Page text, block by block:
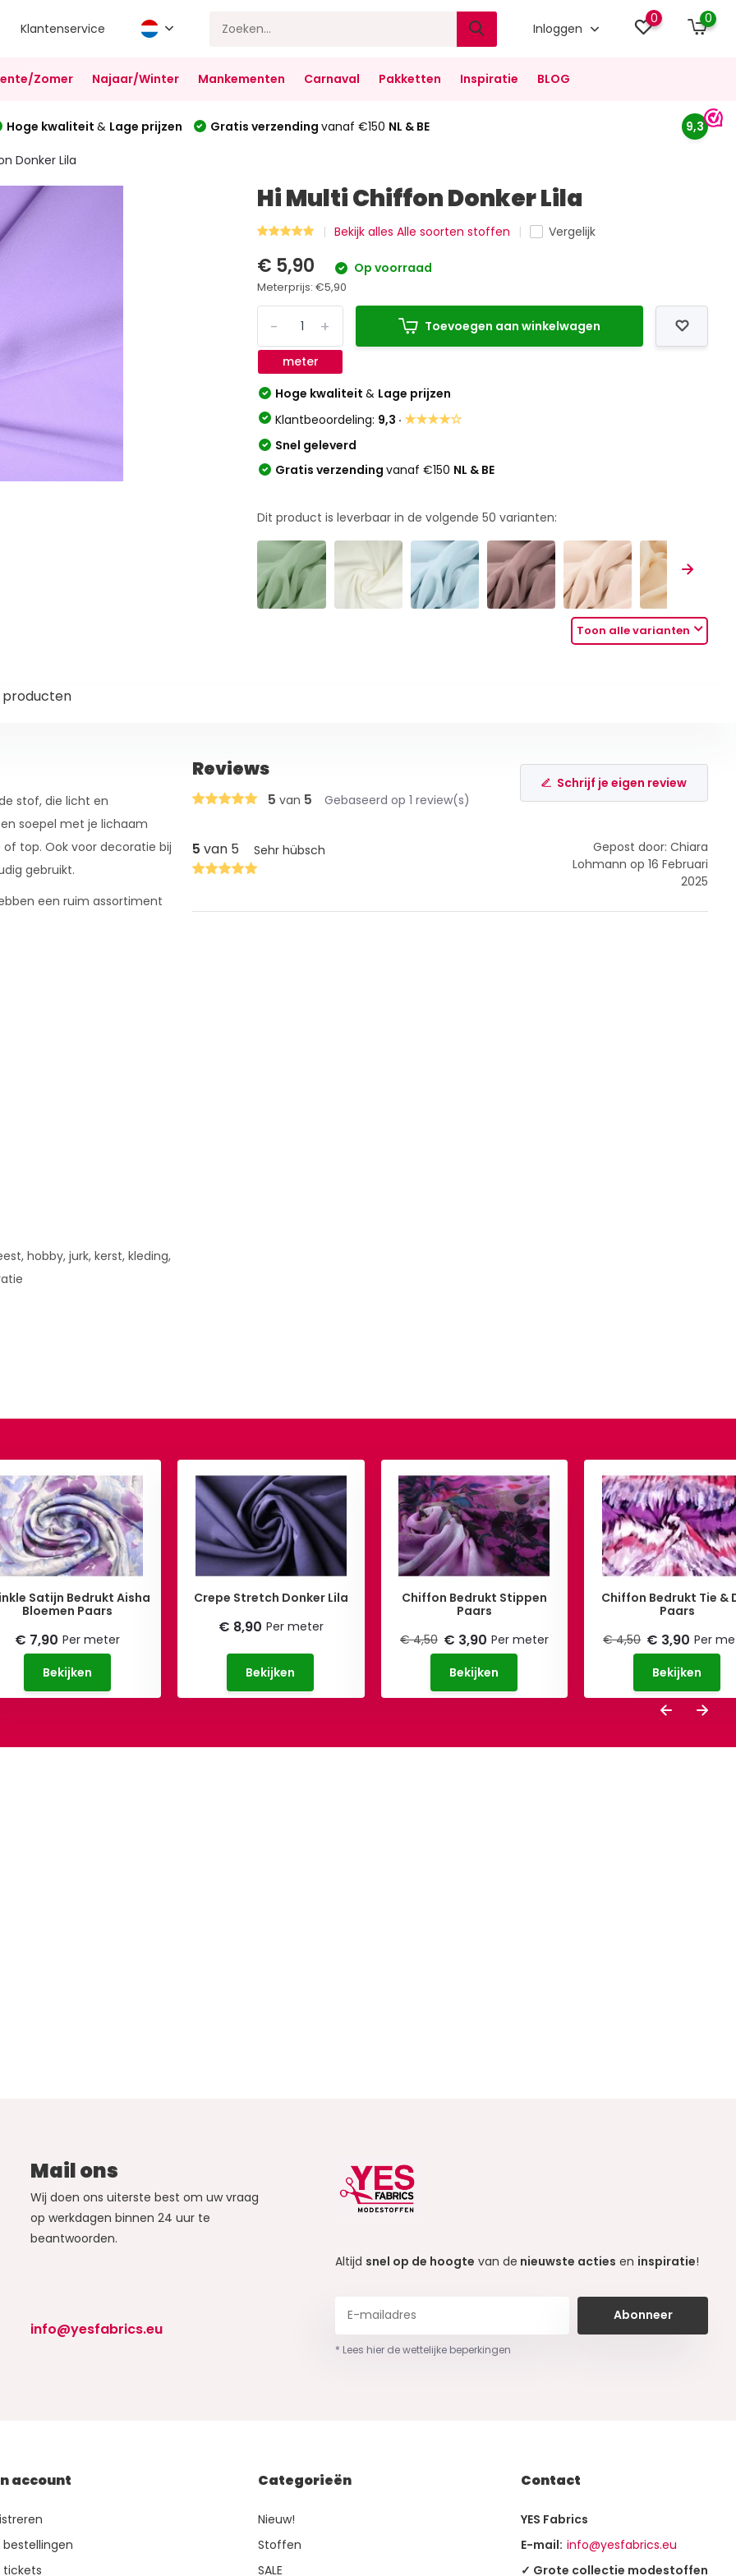
Klantenservice Inloggen
0 0
Zomer Najaar/Winter Mankementen Carnaval Pakketten Inspiratie BLOG
Hoge kwaliteit & Lage prijzen Gratis verzending vanaf €150 NL & BE 9,3
Donker Lila
Hi Multi Chiffon Donker Lila
Bekijk alles Alle soorten stoffen Vergelijk
€ 5,90 Op voorraad
Meterprijs:€5,90
+
-
meter
Toevoegen aan winkelwagen
Hoge kwaliteit& Lage prijzen
Klantbeoordeling: 9,3 ·★★★★☆
Snel geleverd
Gratis verzendingvanaf €150 NL & BE
Dit product is leverbaar in de volgende50 varianten:
Toon alle varianten
stof, die licht en
soepel met je lichaam
top. Ook voor decoratie bij
gebruikt.
een ruim assortiment
hobby, jurk, kerst, kleding,
Reviews
5 van 5 Gebaseerd op 1 review(s)
Schrijf je eigen review
5 van 5 Sehr hübsch
Gepost door: Chiara
Lohmann op 16 Februari
2025
Satijn Bedrukt Aisha
Bloemen Paars
€ 7,90 Per meter
Bekijken
Crepe Stretch Donker Lila
€ 8,90 Per meter
Bekijken
Chiffon Bedrukt Stippen
Paars
€ 4,50 € 3,90 Per meter
Bekijken
Chiffon Bedrukt Tie &
Paars
€ 4,50 € 3,90 Per
Bekijken
Mail ons
Wij doen ons uiterste best om uw vraag
op werkdagen binnen 24 uur te
beantwoorden.
info@yesfabrics.eu
Altijd snel op de hoogte van de nieuwste acties en inspiratie!
Abonneer
* Lees hier de wettelijke beperkingen
account
bestellingen
tickets
Categorieën
Nieuw!
Stoffen
SALE
Contact
YES Fabrics
E-mail: info@yesfabrics.eu
✓ Grote collectie modestoffen